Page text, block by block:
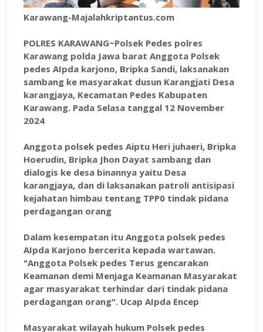
Karawang-Majalahkriptantus.com
POLRES KARAWANG~Polsek Pedes polres
Karawang polda Jawa barat Anggota Polsek
pedes AIpda karjono, Bripka Sandi, laksanakan
sambang ke masyarakat dusun Karangjati Desa
karangjaya, Kecamatan Pedes Kabupaten
Karawang. Pada Selasa tanggal 12 November
2024
Anggota polsek pedes Aiptu Heri juhaeri, Bripka
Hoerudin, Bripka Jhon Dayat sambang dan
dialogis ke desa binannya yaitu Desa
karangjaya, dan di laksanakan patroli antisipasi
kejahatan himbau tentang TPP0 tindak pidana
perdagangan orang
Dalam kesempatan itu Anggota polsek pedes
AIpda Karjono bercerita kepada wartawan.
"Anggota Polsek pedes Terus gencarakan
Keamanan demi Menjaga Keamanan Masyarakat
agar masyarakat terhindar dari tindak pidana
perdagangan orang". Ucap AIpda Encep
Masyarakat wilayah hukum Polsek pedes